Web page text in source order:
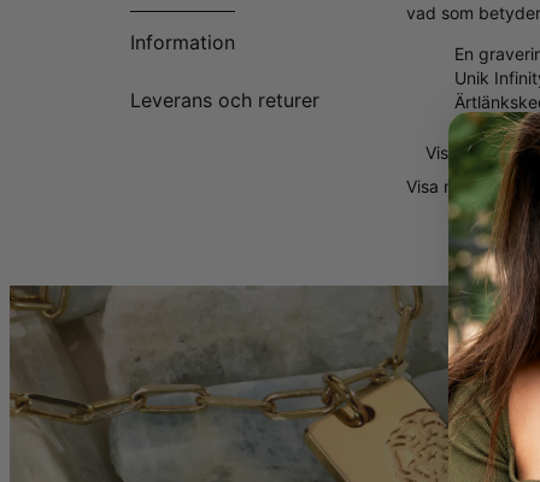
Information
Leverans och returer
vad som
En
Unik
Visa mer
Vad Gör detta
Vare sig du vill
betydelsefull
många
Fler Val:
Kolla in vår
Visa mer Visa